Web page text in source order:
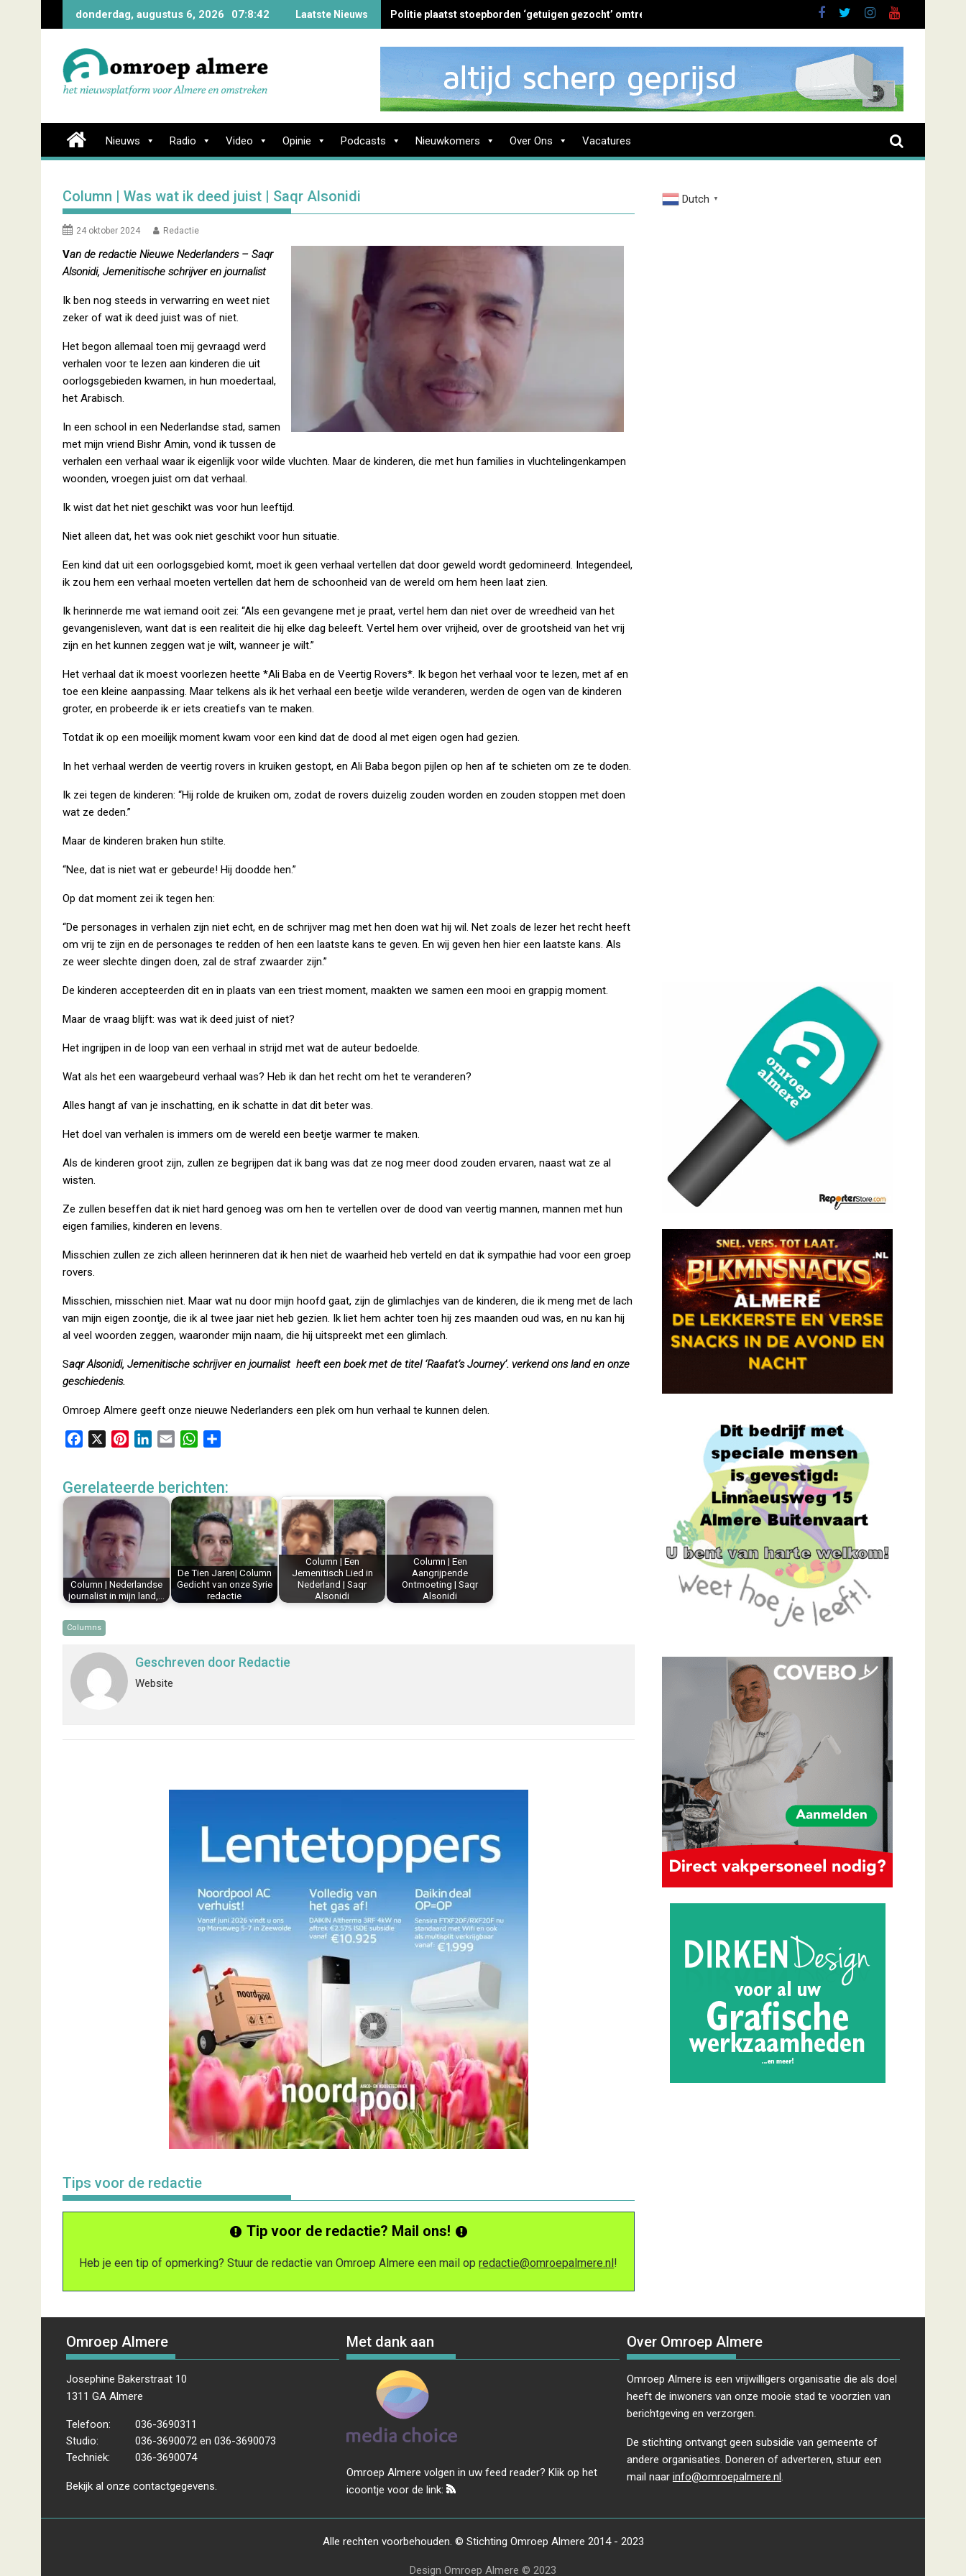
donderdag, augustus 6, 2026 07:8:43 Laatste Nieuws Politie plaatst stoepborden ‘getuigen gezocht’ omtrent overval Elbastraat
Nieuws Radio Video Opinie Podcasts Nieuwkomers Over Ons Vacatures
Column | Was wat ik deed juist | Saqr Alsonidi
24 oktober 2024 Redactie
Van de redactie Nieuwe Nederlanders – Saqr
Alsonidi, Jemenitische schrijver en journalist
Ik ben nog steeds in verwarring en weet niet
zeker of wat ik deed juist was of niet.
Het begon allemaal toen mij gevraagd werd
verhalen voor te lezen aan kinderen die uit
oorlogsgebieden kwamen, in hun moedertaal,
het Arabisch.
In een school in een Nederlandse stad, samen
met mijn vriend Bishr Amin, vond ik tussen de
verhalen een verhaal waar ik eigenlijk voor wilde vluchten. Maar de kinderen, die met hun families in vluchtelingenkampen
woonden, vroegen juist om dat verhaal.
Ik wist dat het niet geschikt was voor hun leeftijd.
Niet alleen dat, het was ook niet geschikt voor hun situatie.
Een kind dat uit een oorlogsgebied komt, moet ik geen verhaal vertellen dat door geweld wordt gedomineerd. Integendeel,
ik zou hem een verhaal moeten vertellen dat hem de schoonheid van de wereld om hem heen laat zien.
Ik herinnerde me wat iemand ooit zei: “Als een gevangene met je praat, vertel hem dan niet over de wreedheid van het
gevangenisleven, want dat is een realiteit die hij elke dag beleeft. Vertel hem over vrijheid, over de grootsheid van het vrij
zijn en het kunnen zeggen wat je wilt, wanneer je wilt.”
Het verhaal dat ik moest voorlezen heette *Ali Baba en de Veertig Rovers*. Ik begon het verhaal voor te lezen, met af en
toe een kleine aanpassing. Maar telkens als ik het verhaal een beetje wilde veranderen, werden de ogen van de kinderen
groter, en probeerde ik er iets creatiefs van te maken.
Totdat ik op een moeilijk moment kwam voor een kind dat de dood al met eigen ogen had gezien.
In het verhaal werden de veertig rovers in kruiken gestopt, en Ali Baba begon pijlen op hen af te schieten om ze te doden.
Ik zei tegen de kinderen: “Hij rolde de kruiken om, zodat de rovers duizelig zouden worden en zouden stoppen met doen
wat ze deden.”
Maar de kinderen braken hun stilte.
“Nee, dat is niet wat er gebeurde! Hij doodde hen.”
Op dat moment zei ik tegen hen:
“De personages in verhalen zijn niet echt, en de schrijver mag met hen doen wat hij wil. Net zoals de lezer het recht heeft
om vrij te zijn en de personages te redden of hen een laatste kans te geven. En wij geven hen hier een laatste kans. Als
ze weer slechte dingen doen, zal de straf zwaarder zijn.”
De kinderen accepteerden dit en in plaats van een triest moment, maakten we samen een mooi en grappig moment.
Maar de vraag blijft: was wat ik deed juist of niet?
Het ingrijpen in de loop van een verhaal in strijd met wat de auteur bedoelde.
Wat als het een waargebeurd verhaal was? Heb ik dan het recht om het te veranderen?
Alles hangt af van je inschatting, en ik schatte in dat dit beter was.
Het doel van verhalen is immers om de wereld een beetje warmer te maken.
Als de kinderen groot zijn, zullen ze begrijpen dat ik bang was dat ze nog meer dood zouden ervaren, naast wat ze al
wisten.
Ze zullen beseffen dat ik niet hard genoeg was om hen te vertellen over de dood van veertig mannen, mannen met hun
eigen families, kinderen en levens.
Misschien zullen ze zich alleen herinneren dat ik hen niet de waarheid heb verteld en dat ik sympathie had voor een groep
rovers.
Misschien, misschien niet. Maar wat nu door mijn hoofd gaat, zijn de glimlachjes van de kinderen, die ik meng met de lach
van mijn eigen zoontje, die ik al twee jaar niet heb gezien. Ik liet hem achter toen hij zes maanden oud was, en nu kan hij
al veel woorden zeggen, waaronder mijn naam, die hij uitspreekt met een glimlach.
Saqr Alsonidi, Jemenitische schrijver en journalist heeft een boek met de titel ‘Raafat’s Journey’. verkend ons land en onze
geschiedenis.
Omroep Almere geeft onze nieuwe Nederlanders een plek om hun verhaal te kunnen delen.
e
o
o
k
t
e
r
e
s
t
k
i
l
W
t
s
A
p
p
e
n
Gerelateerde berichten:
Column | Nederlandse
journalist in mijn land,…
De Tien Jaren| Column
Gedicht van onze Syrie
redactie
Column | Een
Jemenitisch Lied in
Nederland | Saqr
Alsonidi
Column | Een
Aangrijpende
Ontmoeting | Saqr
Alsonidi
Columns
Geschreven door Redactie
Website
Tips voor de redactie
Tip voor de redactie? Mail ons!
Heb je een tip of opmerking? Stuur de redactie van Omroep Almere een mail opredactie@omroepalmere.nl!
Dutch ▼
Omroep Almere
Josephine Bakerstraat 10
1311 GA Almere
Telefoon:
036-3690311
Studio:
036-3690072 en 036-3690073
Techniek:
036-3690074
Bekijk al onze contactgegevens.
Met dank aan
Omroep Almere volgen in uw feed reader? Klik op het
icoontje voor de link:
Over Omroep Almere
Omroep Almere is een vrijwilligers organisatie die als doel
heeft de inwoners van onze mooie stad te voorzien van
berichtgeving en verzorgen.
De stichting ontvangt geen subsidie van gemeente of
andere organisaties. Doneren of adverteren, stuur een
mail naar info@omroepalmere.nl.
Alle rechten voorbehouden. © Stichting Omroep Almere 2014 - 2023
Design Omroep Almere © 2023